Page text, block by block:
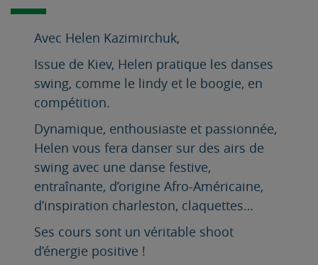
Avec Helen Kazimirchuk,
Issue de Kiev, Helen pratique les danses
swing, comme le lindy et le boogie, en
compétition.
Dynamique, enthousiaste et passionnée,
Helen vous fera danser sur des airs de
swing avec une danse festive,
entraînante, d’origine Afro-Américaine,
d’inspiration charleston, claquettes…
Ses cours sont un véritable shoot
d’énergie positive !